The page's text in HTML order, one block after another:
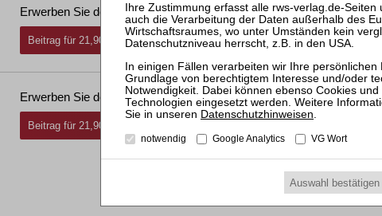
Erwerben Sie den gewünschten Beitrag kostenpflichtig per Rechnung.
Beitrag für 21,90 € inkl. 7 % MwSt. kaufen
Erwerben Sie den gewünschten Beitrag kostenpflichtig mitPayPal.
Beitrag für 21,90 € inkl. 7 % MwSt. kaufen
Datenschutzhinweisen
notwendig Google Analytics VG Wort
Auswahl bestätigen